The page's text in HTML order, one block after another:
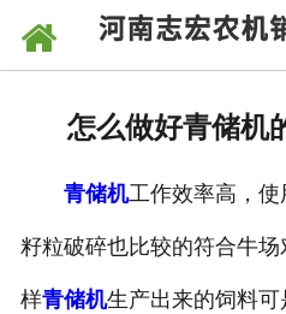
怎么做好青储机
青储机工作效率高，使
籽粒破碎也比较的符合牛
样青储机生产出来的饲料可